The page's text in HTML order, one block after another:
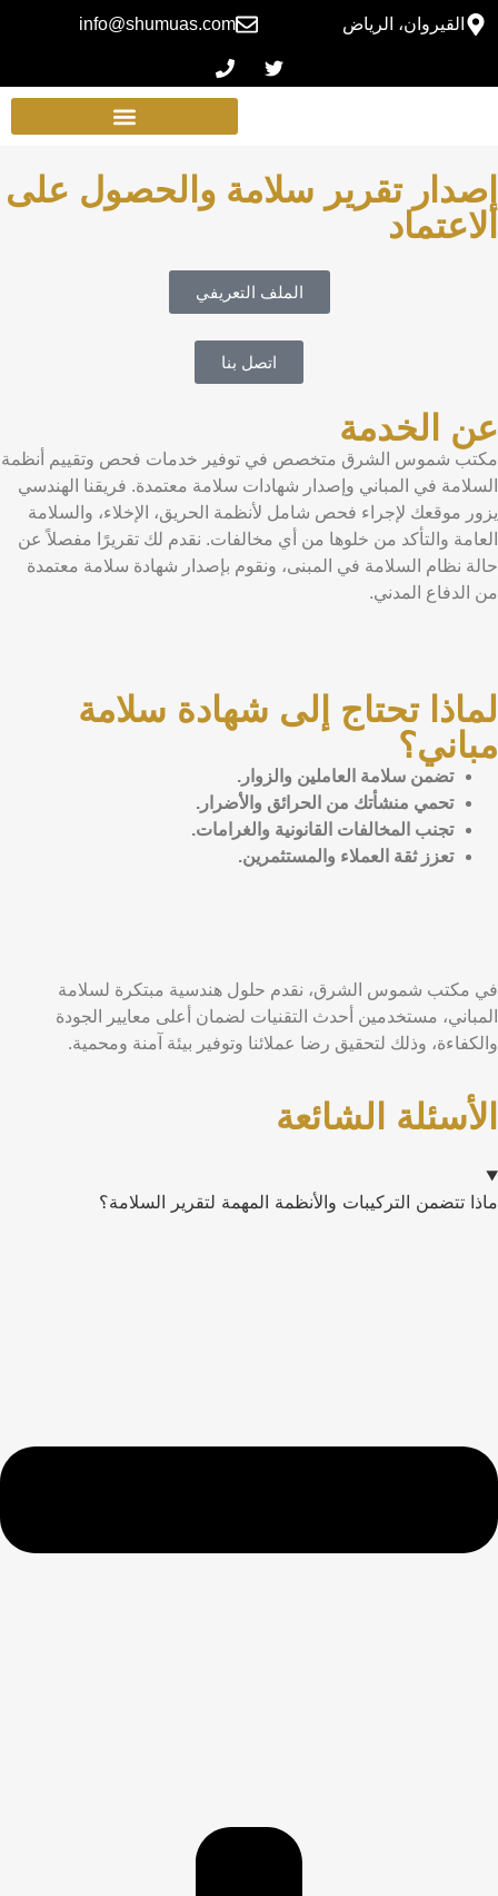
القيروان، الرياض info@shumuas.com
إصدار تقرير سلامة والحصول على
الاعتماد
الملف التعريفي
اتصل بنا
عن الخدمة
مكتب شموس الشرق متخصص في توفير خدمات فحص وتقييم أنظمة
السلامة في المباني وإصدار شهادات سلامة معتمدة. فريقنا الهندسي
يزور موقعك لإجراء فحص شامل لأنظمة الحريق، الإخلاء، والسلامة
العامة والتأكد من خلوها من أي مخالفات. نقدم لك تقريرًا مفصلاً عن
حالة نظام السلامة في المبنى، ونقوم بإصدار شهادة سلامة معتمدة
من الدفاع المدني.
لماذا تحتاج إلى شهادة سلامة
مباني؟
تضمن سلامة العاملين والزوار.
تحمي منشأتك من الحرائق والأضرار.
تجنب المخالفات القانونية والغرامات.
تعزز ثقة العملاء والمستثمرين.
في مكتب شموس الشرق، نقدم حلول هندسية مبتكرة لسلامة
المباني، مستخدمين أحدث التقنيات لضمان أعلى معايير الجودة
والكفاءة، وذلك لتحقيق رضا عملائنا وتوفير بيئة آمنة ومحمية.
الأسئلة الشائعة
ماذا تتضمن التركيبات والأنظمة المهمة لتقرير السلامة؟